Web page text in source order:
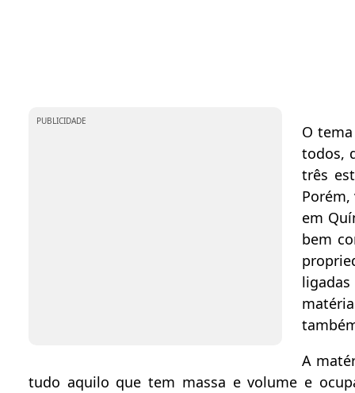
PUBLICIDADE
O tema
todos,
três
em
bem
A
tudo aquilo que tem massa e volume e